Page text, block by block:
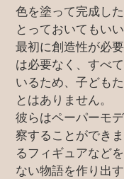
色を塗って完成し
とっておいてもい
最初に創造性が必
は必要なく、すべ
いるため、子ども
とはありません。
彼らはペーパーモ
察することができ
るフィギュアなど
ない物語を作り出